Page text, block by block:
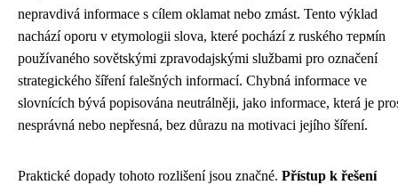
nepravdivá informace s cílem oklamat nebo zmást. Tento výklad
nachází oporu v etymologii slova, které pochází z ruského термín
používaného sovětskými zpravodajskými službami pro označení
strategického šíření falešných informací. Chybná informace ve
slovnících bývá popisována neutrálněji, jako informace, která je
nesprávná nebo nepřesná, bez důrazu na motivaci jejího šíření.
Praktické dopady tohoto rozlišení jsou značné. Přístup k řešení